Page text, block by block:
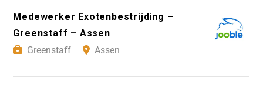
Medewerker Exotenbestrijding –
Greenstaff – Assen
Greenstaff
Assen